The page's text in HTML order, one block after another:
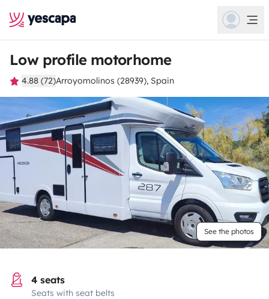
Low profile motorhome
4.88 (72)Arroyomolinos (28939), Spain
See the photos
4 seats
Seats with seat belts